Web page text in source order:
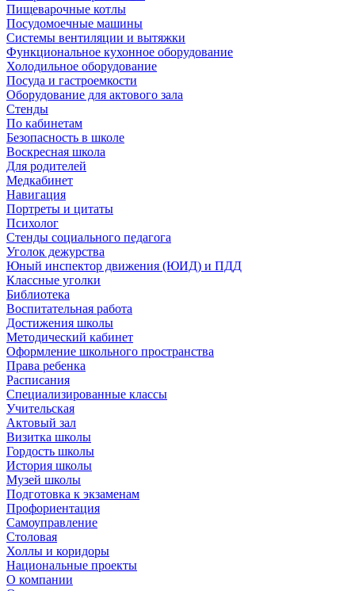
Пищеварочные котлы
Посудомоечные машины
Системы вентиляции и вытяжки
Функциональное кухонное оборудование
Холодильное оборудование
Посуда и гастроемкости
Оборудование для актового зала
Стенды
По кабинетам
Безопасность в школе
Воскресная школа
Для родителей
Медкабинет
Навигация
Портреты и цитаты
Психолог
Стенды социального педагога
Уголок дежурства
Юный инспектор движения (ЮИД) и ПДД
Классные уголки
Библиотека
Воспитательная работа
Достижения школы
Методический кабинет
Оформление школьного пространства
Права ребенка
Расписания
Специализированные классы
Учительская
Актовый зал
Визитка школы
Гордость школы
История школы
Музей школы
Подготовка к экзаменам
Профориентация
Самоуправление
Столовая
Холлы и коридоры
Национальные проекты
О компании